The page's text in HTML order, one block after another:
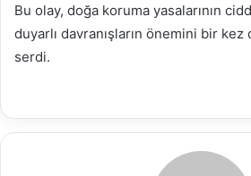
Bu olay, doğa koruma yasalarının
duyarlı davranışların önemini bir
serdi.